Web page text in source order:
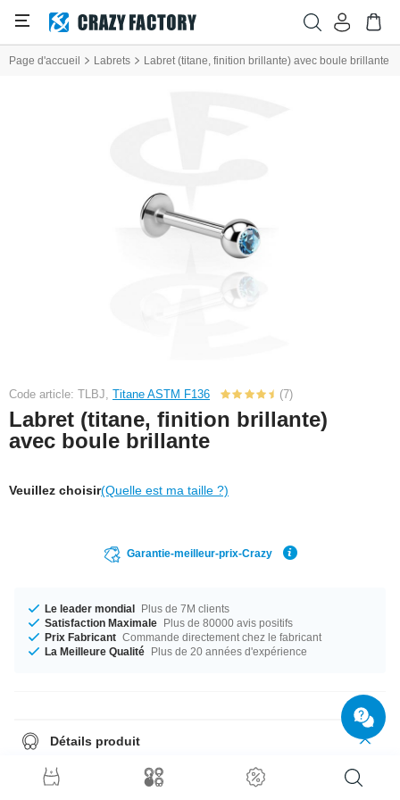
Page d'accueil Labrets Labret (titane, finition brillante) avec boule brillante
Code article: TLBJ, Titane ASTM F136 (7)
Labret (titane, finition brillante)
avec boule brillante
Veuillez choisir(Quelle est ma taille ?)
Garantie-meilleur-prix-Crazy
Le leader mondial Plus de 7M clients
Satisfaction Maximale Plus de 80000 avis positifs
Prix Fabricant Commande directement chez le fabricant
La Meilleure Qualité Plus de 20 années d'expérience
Détails produit
Labret simple avec boule strass. N'oubliez pas de choisir la longueur !